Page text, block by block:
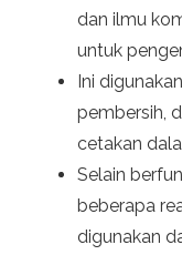
dan ilmu
untuk
Ini
pembersih,
cetakan
Selain
beberapa
digunakan